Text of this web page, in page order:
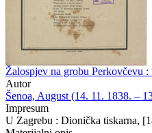
Žalospjev na grobu Perkovčevu
Autor
Šenoa, August (14. 11. 1838. –
Impresum
U Zagrebu : Dionička tiskarna,